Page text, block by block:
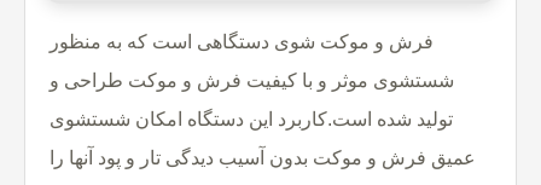
فرش و موکت شوی دستگاهی است که به منظور
شستشوی موثر و با کیفیت فرش و موکت طراحی و
تولید شده است.کاربرد این دستگاه امکان شستشوی
عمیق فرش و موکت بدون آسیب دیدگی تار و پود آنها را